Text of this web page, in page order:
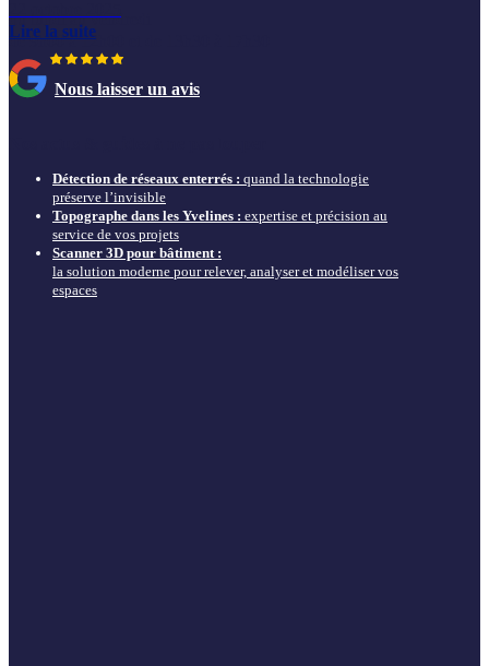
Lire la suite
du lundi au vendredi
de 9h00 à 12h00 et de 13h30 à 17h30
Nous laisser un avis
Détection de réseaux enterrés : quand la technologie
préserve l’invisible
Topographe dans les Yvelines : expertise et précision au
service de vos projets
Scanner 3D pour bâtiment :
la solution moderne pour relever, analyser et modéliser vos
espaces